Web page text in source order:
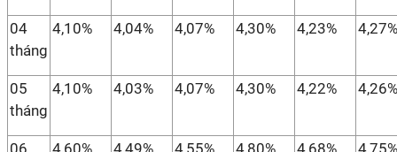
04
tháng
4,10% 4,04% 4,07% 4,30% 4,23% 4,27%
05
tháng
4,10% 4,03% 4,07% 4,30% 4,22% 4,26%
06
4,60% 4,49% 4,55% 4,80% 4,68% 4,75%